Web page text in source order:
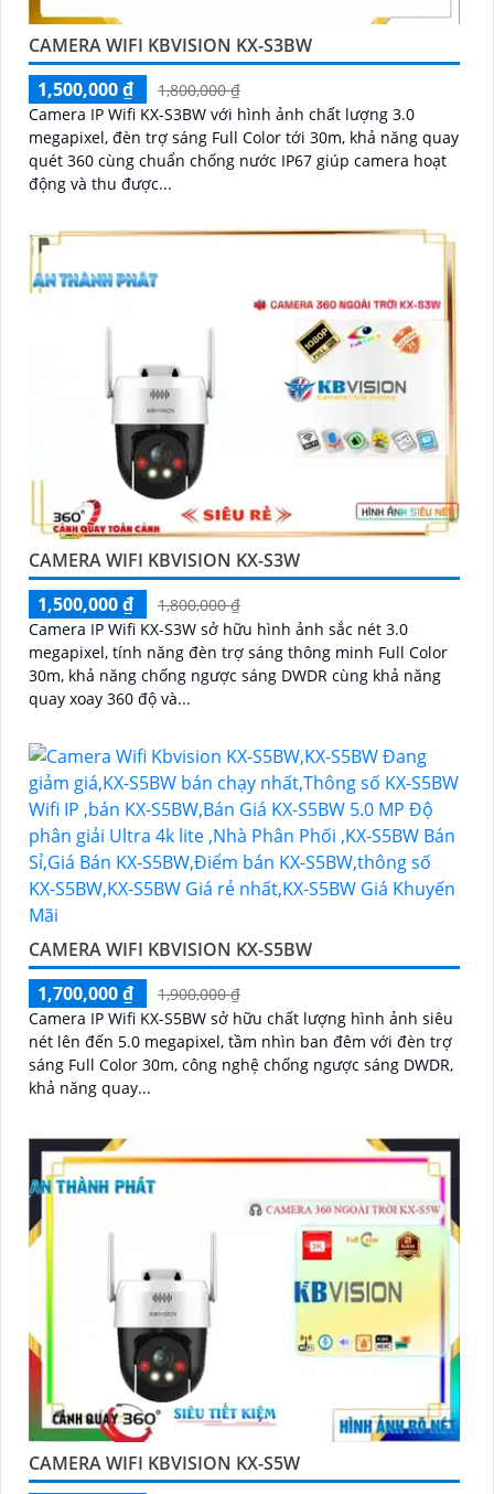
CAMERA WIFI KBVISION KX-S3BW
1,500,000 ₫
1,800,000 ₫
Camera IP Wifi KX-S3BW với hình ảnh chất lượng 3.0
megapixel, đèn trợ sáng Full Color tới 30m, khả năng quay
quét 360 cùng chuẩn chống nước IP67 giúp camera hoạt
động và thu được...
CAMERA WIFI KBVISION KX-S3W
1,500,000 ₫
1,800,000 ₫
Camera IP Wifi KX-S3W sở hữu hình ảnh sắc nét 3.0
megapixel, tính năng đèn trợ sáng thông minh Full Color
30m, khả năng chống ngược sáng DWDR cùng khả năng
quay xoay 360 độ và...
CAMERA WIFI KBVISION KX-S5BW
1,700,000 ₫
1,900,000 ₫
Camera IP Wifi KX-S5BW sở hữu chất lượng hình ảnh siêu
nét lên đến 5.0 megapixel, tầm nhìn ban đêm với đèn trợ
sáng Full Color 30m, công nghệ chống ngược sáng DWDR,
khả năng quay...
CAMERA WIFI KBVISION KX-S5W